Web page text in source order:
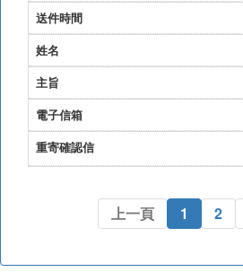
上一頁 1 2